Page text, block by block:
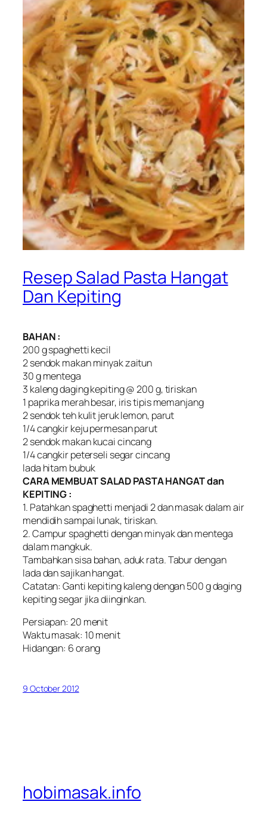
Resep Salad Pasta Hangat
Dan Kepiting
BAHAN :
200 g spaghetti kecil
2 sendok makan minyak zaitun
30 g mentega
3 kaleng daging kepiting @ 200 g, tiriskan
1 paprika merah besar, iris tipis memanjang
2 sendok teh kulit jeruk lemon, parut
1/4 cangkir keju permesan parut
2 sendok makan kucai cincang
1/4 cangkir peterseli segar cincang
lada hitam bubuk
CARA MEMBUAT SALAD PASTA HANGAT dan
KEPITING :
1. Patahkan spaghetti menjadi 2 dan masak dalam air
mendidih sampai lunak, tiriskan.
2. Campur spaghetti dengan minyak dan mentega
dalam mangkuk.
Tambahkan sisa bahan, aduk rata. Tabur dengan
lada dan sajikan hangat.
Catatan: Ganti kepiting kaleng dengan 500 g daging
kepiting segar jika diinginkan.
Persiapan: 20 menit
Waktu masak: 10 menit
Hidangan: 6 orang
9 October 2012
hobimasak.info